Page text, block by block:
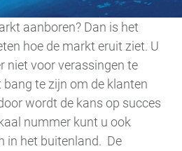
aanboren? Dan is het
hoe de markt eruit ziet. U
niet voor verassingen te
te zijn om de klanten
wordt de kans op succes
nummer kunt u ook
in het buitenland. De